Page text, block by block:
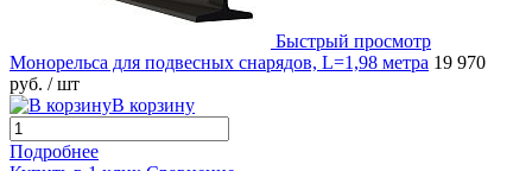
Быстрый просмотр
Монорельса для подвесных снарядов, L=1,98 метра 19 970
руб. / шт
В корзину
Подробнее